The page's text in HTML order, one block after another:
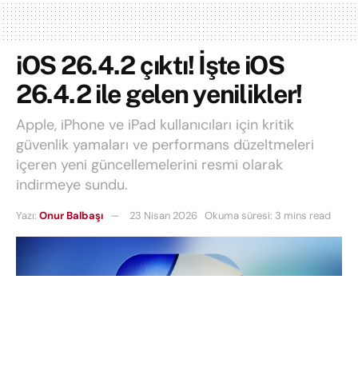
iOS 26.4.2 çıktı! İşte iOS
26.4.2 ile gelen yenilikler!
Apple, iPhone ve iPad kullanıcıları için kritik
güvenlik yamaları ve performans düzeltmeleri
içeren yeni güncellemelerini resmi olarak
indirmeye sundu.
Yazı: Onur Balbaşı 23 Nisan 2026 Okuma süresi: 3 mins read